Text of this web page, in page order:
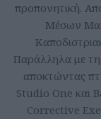
προπονητική.
Μέσων
Παράλληλα με τη
αποκτώντας
Studio One και
Corrective